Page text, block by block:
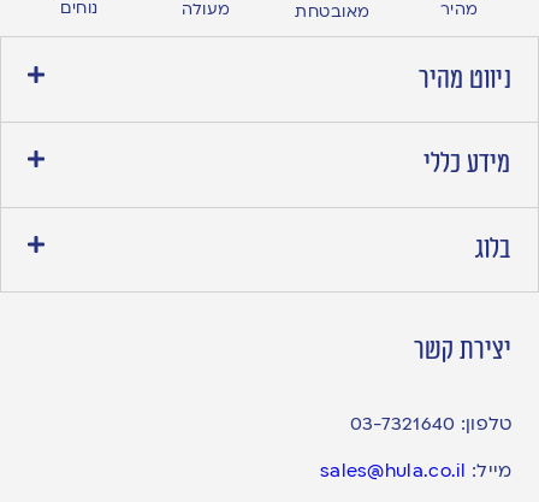
מהיר
מאובטחת
מעולה
נוחים
ניווט מהיר
מידע כללי
בלוג
יצירת קשר
טלפון: 03-7321640
מייל: sales@hula.co.il